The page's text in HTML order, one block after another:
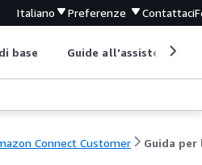
Italiano Preferenze Contattaci
base Guide all'assistenza
Connect Customer